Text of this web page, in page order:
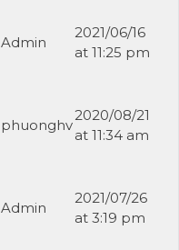
Admin
2021/06/16
at 11:25 pm
phuonghv
2020/08/21
at 11:34 am
Admin
2021/07/26
at 3:19 pm